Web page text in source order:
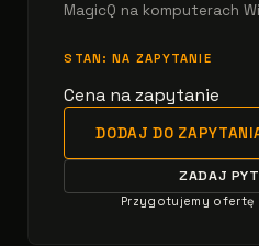
MagicQ na komputerach
STAN: NA ZAPYTANIE
Cena na zapytanie
DODAJ DO
ZADAJ
Przygotujemy ofertę